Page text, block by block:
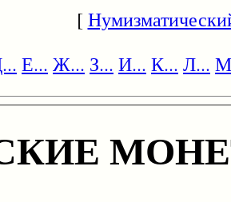
[
Е... Ж... З... И... К... Л...